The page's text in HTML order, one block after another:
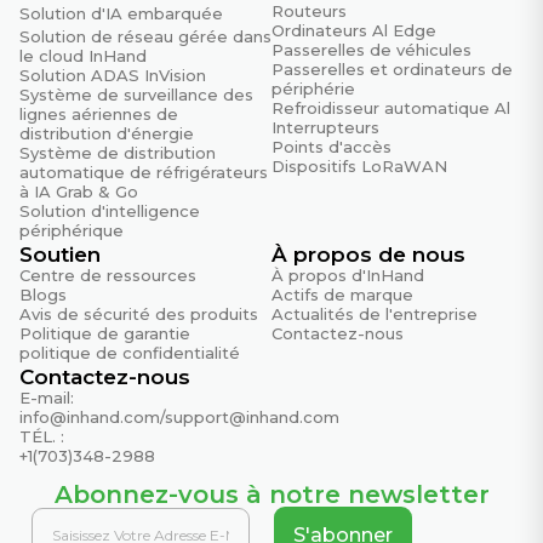
Période de garantie
5 ans
Réglages des commutateurs DIP
Protection contre les orages de diffusion
(BSP) – Désactivée
Désactive la fonction de protection contre les
tempêtes de diffusion
Protection contre les orages de diffusion
(BSP) – Activé
Active la protection contre les tempêtes de diffusion
pour tous les ports (autorise un maximum de 200
paquets de diffusion par seconde).
Qualité de service (QoS) – Désactivée
Désactive la fonction QoS
Qualité de service (QoS) – Sur
Active la fonction QoS et traite les priorités des
Solution d'IA embarquée
Solution de réseau gérée dans
le cloud InHand
Solution ADAS InVision
Système de surveillance des
lignes aériennes de
distribution d'énergie
Système de distribution
automatique de réfrigérateurs
à IA Grab & Go
Solution d'intelligence
périphérique
Routeurs
Ordinateurs Al Edge
Passerelles de véhicules
Passerelles et ordinateurs de
périphérie
Refroidisseur automatique Al
Interrupteurs
Points d'accès
Dispositifs LoRaWAN
Soutien
Centre de ressources
Blogs
Avis de sécurité des produits
Politique de garantie
politique de confidentialité
À propos de nous
À propos d'InHand
Actifs de marque
Actualités de l'entreprise
Contactez-nous
Contactez-nous
E-mail:
info@inhand.com/support@inhand.com
TÉL. :
+1(703)348-2988
Abonnez-vous à notre newsletter
S'abonner